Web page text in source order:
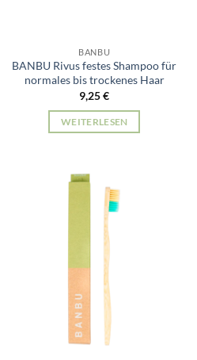
BANBU
BANBU Rivus festes Shampoo für
normales bis trockenes Haar
9,25€
WEITERLESEN